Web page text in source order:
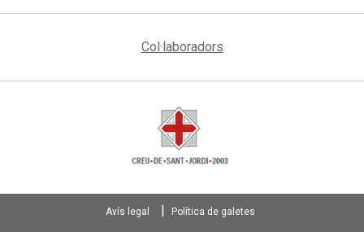
Col·laboradors
Avís legal Política de galetes